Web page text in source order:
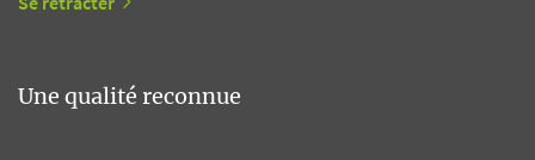
Une qualité reconnue